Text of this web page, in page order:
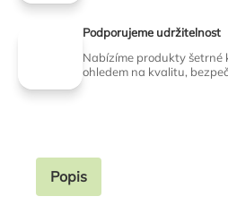
Podporujeme udržitelnost
Nabízíme produkty šetrné
ohledem na kvalitu,
Popis